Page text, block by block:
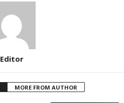
Editor
MORE FROM AUTHOR